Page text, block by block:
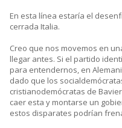
En esta línea estaría el
cerrada Italia.
Creo que nos movemos en
llegar antes. Si el partido
para entendernos, en
dado que los
cristianodemócratas de
caer esta y montarse un
estos disparates podrían